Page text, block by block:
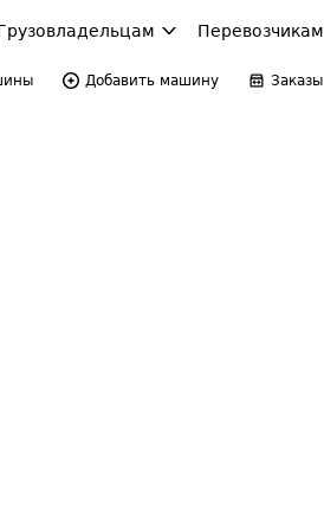
Перевозчикам
Добавить машину Заказы